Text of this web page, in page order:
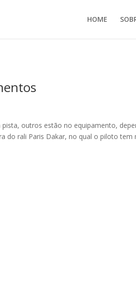
HOME
outros estão no equipamento,
do rali Paris Dakar, no qual o piloto